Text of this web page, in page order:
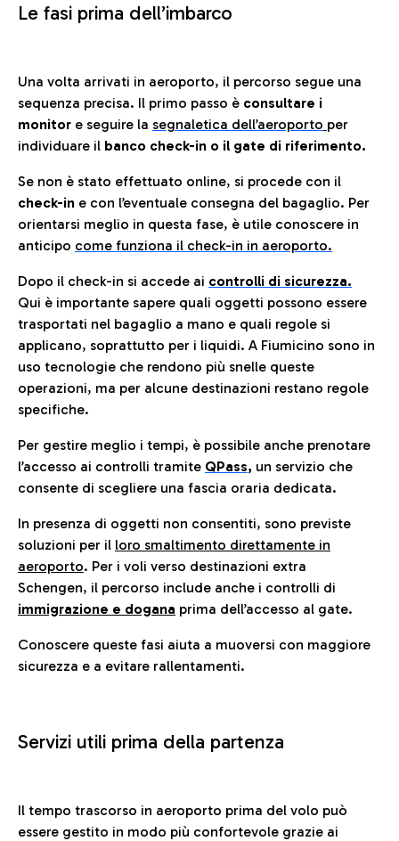
Le fasi prima dell’imbarco
Una volta arrivati in aeroporto, il percorso segue una
sequenza precisa. Il primo passo è consultare i
monitor e seguire la segnaletica dell’aeroporto per
individuare il banco check-in o il gate di riferimento.
Se non è stato effettuato online, si procede con il
check-in e con l’eventuale consegna del bagaglio. Per
orientarsi meglio in questa fase, è utile conoscere in
anticipo come funziona il check-in in aeroporto.
Dopo il check-in si accede ai controlli di sicurezza.
Qui è importante sapere quali oggetti possono essere
trasportati nel bagaglio a mano e quali regole si
applicano, soprattutto per i liquidi. A Fiumicino sono in
uso tecnologie che rendono più snelle queste
operazioni, ma per alcune destinazioni restano regole
specifiche.
Per gestire meglio i tempi, è possibile anche prenotare
l’accesso ai controlli tramite QPass, un servizio che
consente di scegliere una fascia oraria dedicata.
In presenza di oggetti non consentiti, sono previste
soluzioni per il loro smaltimento direttamente in
aeroporto. Per i voli verso destinazioni extra
Schengen, il percorso include anche i controlli di
immigrazione e dogana prima dell’accesso al gate.
Conoscere queste fasi aiuta a muoversi con maggiore
sicurezza e a evitare rallentamenti.
Servizi utili prima della partenza
Il tempo trascorso in aeroporto prima del volo può
essere gestito in modo più confortevole grazie ai